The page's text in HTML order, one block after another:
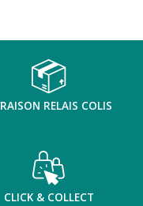
RELAIS COLIS
CLICK & COLLECT